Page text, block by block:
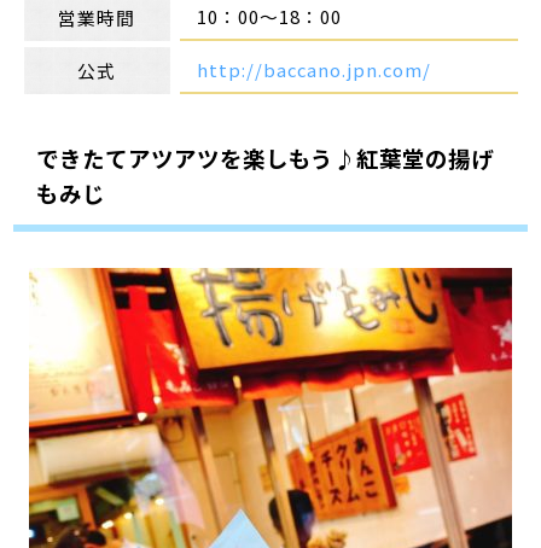
営業時間 10：00～18：00
公式 http://baccano.jpn.com/
できたてアツアツを楽しもう♪紅葉堂の揚げ
もみじ